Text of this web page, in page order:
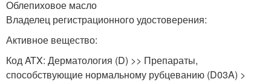
Облепиховое масло
Владелец регистрационного удостоверения:
Активное вещество:
Код ATX: Дерматология (D) >> Препараты,
способствующие нормальному рубцеванию (D03A) >